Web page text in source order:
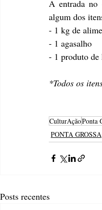
A entrada no
algum dos
- 1 kg de
- 1 agasalho
- 1 produto de
*Todos os
CulturAçãoPonta
PONTA GROSSA
Posts recentes